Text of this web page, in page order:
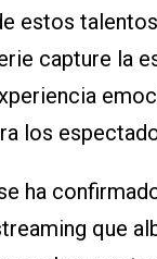
estos
capture la
los
ha
que